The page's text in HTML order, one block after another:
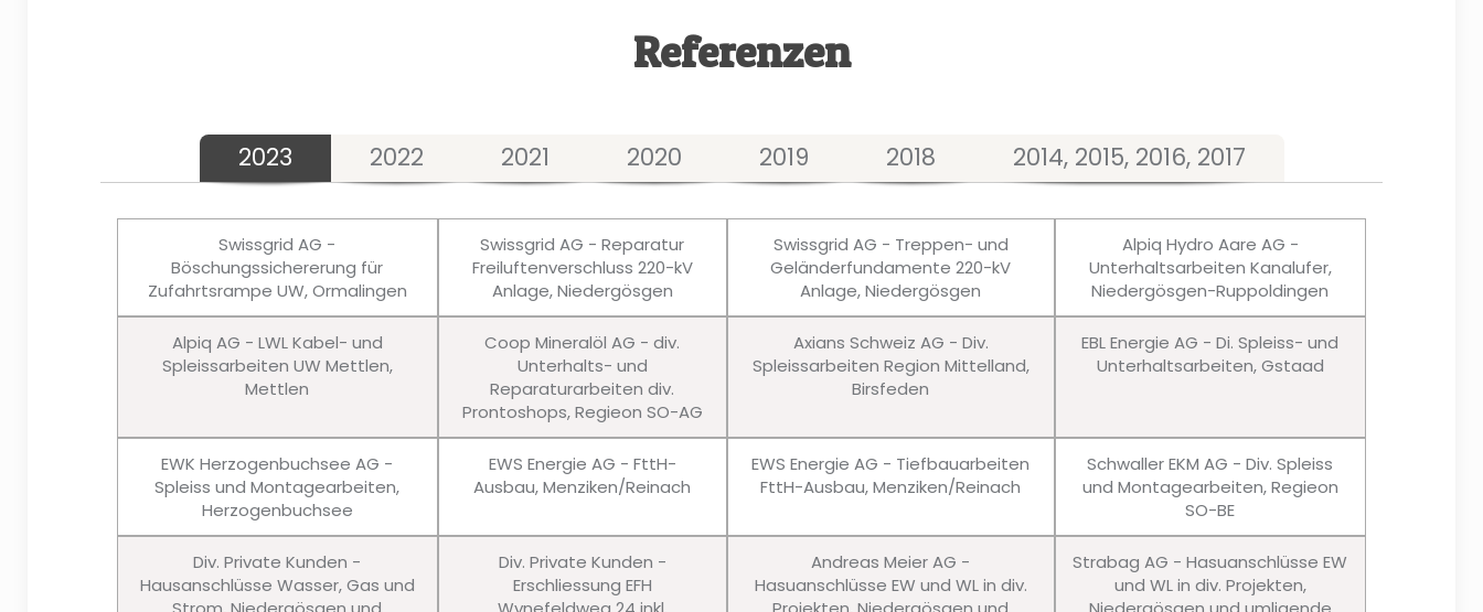
Referenzen
2023 2022 2021 2020 2019 2018 2014, 2015, 2016, 2017
Swissgrid AG -
Böschungssichererung für
Zufahrtsrampe UW, Ormalingen
Swissgrid AG - Reparatur
Freiluftenverschluss 220-kV
Anlage, Niedergösgen
Swissgrid AG - Treppen- und
Geländerfundamente 220-kV
Anlage, Niedergösgen
Alpiq Hydro Aare AG -
Unterhaltsarbeiten Kanalufer,
Niedergösgen-Ruppoldingen
Alpiq AG - LWL Kabel- und
Spleissarbeiten UW Mettlen,
Mettlen
Coop Mineralöl AG - div.
Unterhalts- und
Reparaturarbeiten div.
Prontoshops, Regieon SO-AG
Axians Schweiz AG - Div.
Spleissarbeiten Region Mittelland,
Birsfeden
EBL Energie AG - Di. Spleiss- und
Unterhaltsarbeiten, Gstaad
EWK Herzogenbuchsee AG -
Spleiss und Montagearbeiten,
Herzogenbuchsee
EWS Energie AG - FttH-
Ausbau, Menziken/Reinach
EWS Energie AG - Tiefbauarbeiten
FttH-Ausbau, Menziken/Reinach
Schwaller EKM AG - Div. Spleiss
und Montagearbeiten, Regieon
SO-BE
Div. Private Kunden -
Hausanschlüsse Wasser, Gas und
Div. Private Kunden -
Erschliessung EFH
Andreas Meier AG -
Hasuanschlüsse EW und WL in div.
Strabag AG - Hasuanschlüsse EW
und WL in div. Projekten,